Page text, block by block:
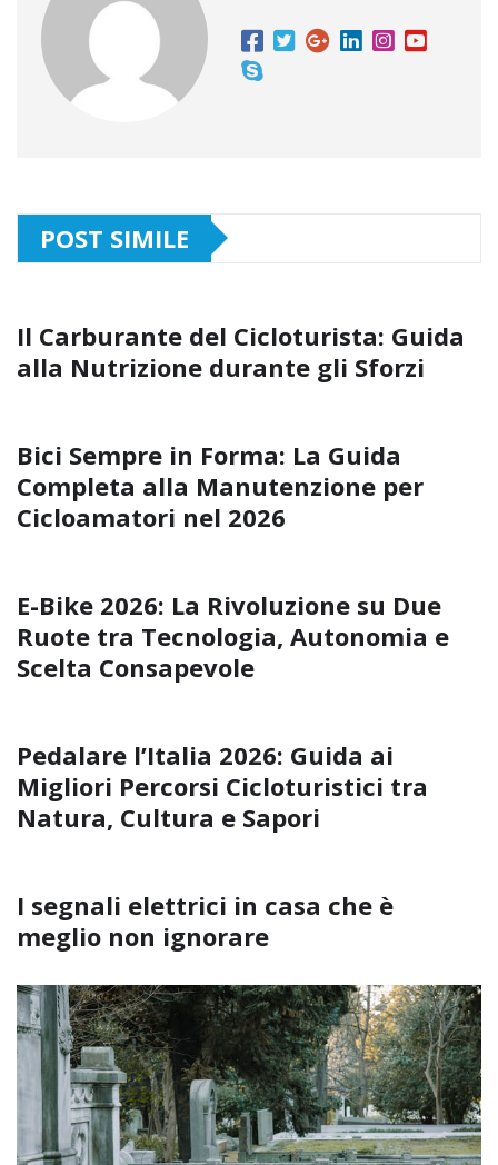
POST SIMILE
Il Carburante del Cicloturista: Guida
alla Nutrizione durante gli Sforzi
Bici Sempre in Forma: La Guida
Completa alla Manutenzione per
Cicloamatori nel 2026
E-Bike 2026: La Rivoluzione su Due
Ruote tra Tecnologia, Autonomia e
Scelta Consapevole
Pedalare l’Italia 2026: Guida ai
Migliori Percorsi Cicloturistici tra
Natura, Cultura e Sapori
I segnali elettrici in casa che è
meglio non ignorare